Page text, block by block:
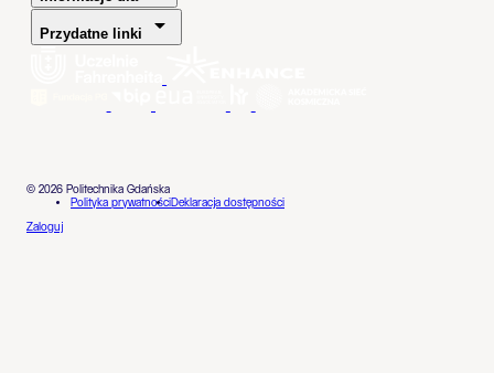
Przydatne linki
© 2026 Politechnika Gdańska
Polityka prywatnościDeklaracja dostępności
Zaloguj